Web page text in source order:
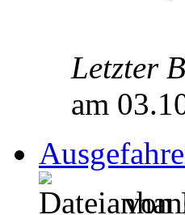
Letzter
am
von